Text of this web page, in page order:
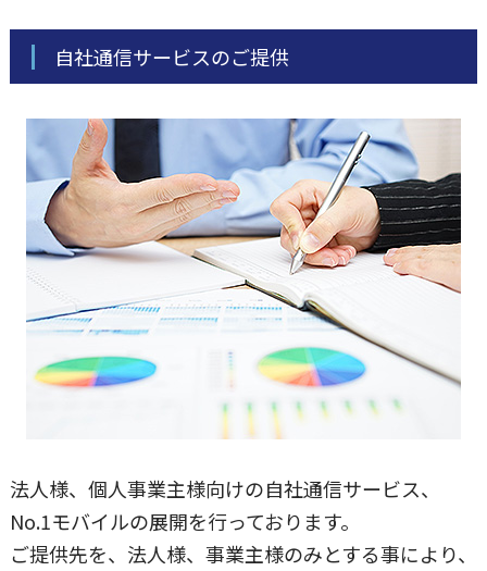
自社通信サービスのご提供
法人様、個人事業主様向けの自社通信サービス、
No.1モバイルの展開を行っております。
ご提供先を、法人様、事業主様のみとする事により、